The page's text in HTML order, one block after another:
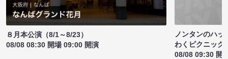
８月本公演（8/1～8/23）
08/08 08:30 開場 09:00 開演
ノンタンのハッ
わくピクニック
08/08 09:30 開